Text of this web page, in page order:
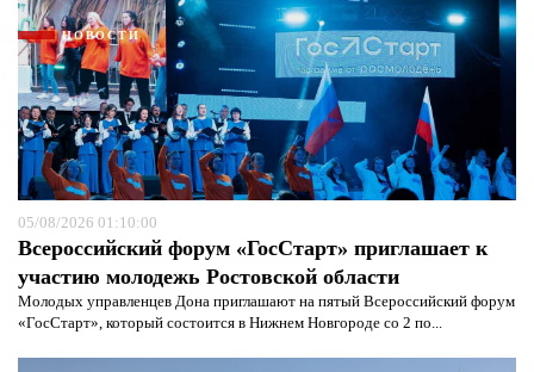
НОВОСТИ
05/08/2026 01:10:00
Всероссийский форум «ГосСтарт» приглашает к
участию молодежь Ростовской области
Молодых управленцев Дона приглашают на пятый Всероссийский форум
«ГосСтарт», который состоится в Нижнем Новгороде со 2 по...